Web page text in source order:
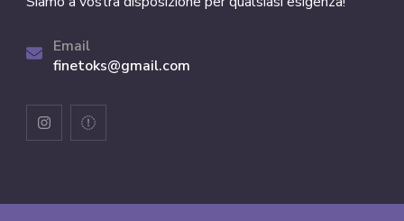
Email
finetoks@gmail.com